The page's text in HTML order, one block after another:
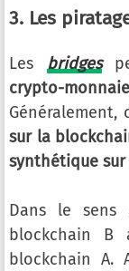
3. Les
Les bridges
crypto-
Généralement,
sur la
synthétique
Dans le sens
blockchain
blockchain